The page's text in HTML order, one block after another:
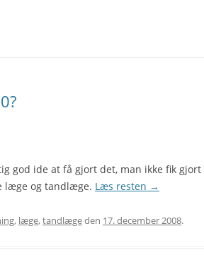
god ide at få gjort det, man ikke fik gjort
læge og tandlæge. Læs resten →
, læge,tandlægeden 17. december 2008.